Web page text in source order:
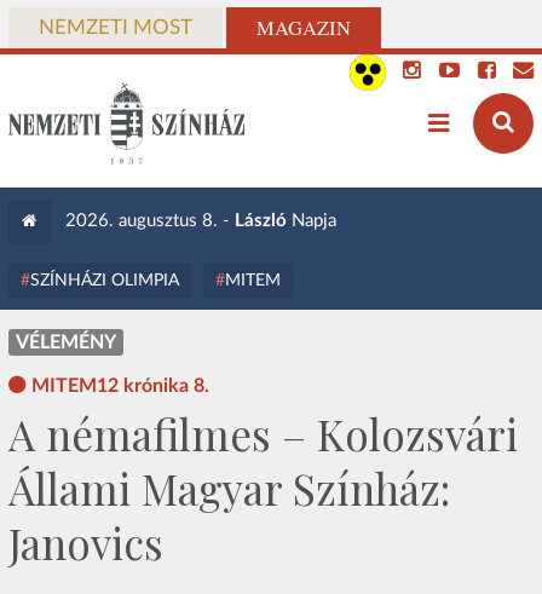
NEMZETI MOST MAGAZIN
2026. augusztus 8. - László Napja
SZÍNHÁZI OLIMPIA MITEM
VÉLEMÉNY
MITEM12 krónika 8.
A némafilmes – Kolozsvári
Állami Magyar Színház:
Janovics